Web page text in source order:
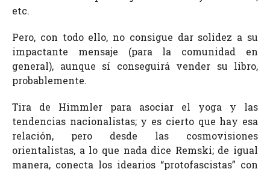
etc.
Pero, con todo ello, no consigue dar solidez a su
impactante mensaje (para la comunidad en
general), aunque sí conseguirá vender su libro,
probablemente.
Tira de Himmler para asociar el yoga y las
tendencias nacionalistas; y es cierto que hay esa
relación, pero desde las cosmovisiones
orientalistas, a lo que nada dice Remski; de igual
manera, conecta los idearios “protofascistas” con